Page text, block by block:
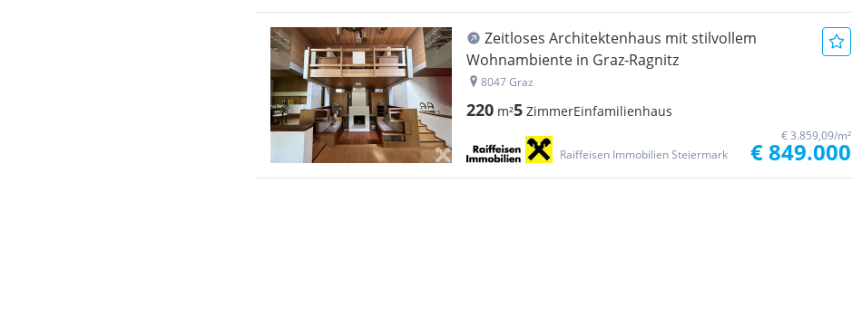
Zeitloses Architektenhaus mit stilvollem
Wohnambiente in Graz-Ragnitz
8047 Graz
220 m²5 ZimmerEinfamilienhaus
Raiffeisen Immobilien Steiermark
€ 3.859,09/m²
€ 849.000